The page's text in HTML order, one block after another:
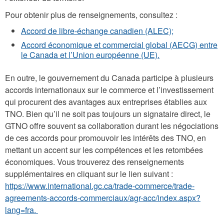
Pour obtenir plus de renseignements, consultez :
Accord de libre-échange canadien (ALEC);
Accord économique et commercial global (AECG) entre
le Canada et l’Union européenne (UE).
En outre, le gouvernement du Canada participe à plusieurs
accords internationaux sur le commerce et l’investissement
qui procurent des avantages aux entreprises établies aux
TNO. Bien qu’il ne soit pas toujours un signataire direct, le
GTNO offre souvent sa collaboration durant les négociations
de ces accords pour promouvoir les intérêts des TNO, en
mettant un accent sur les compétences et les retombées
économiques. Vous trouverez des renseignements
supplémentaires en cliquant sur le lien suivant :
https://www.international.gc.ca/trade-commerce/trade-
agreements-accords-commerciaux/agr-acc/index.aspx?
lang=fra.